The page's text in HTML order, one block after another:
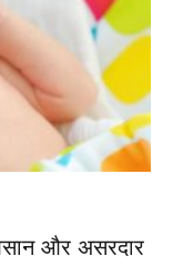
और असरदार